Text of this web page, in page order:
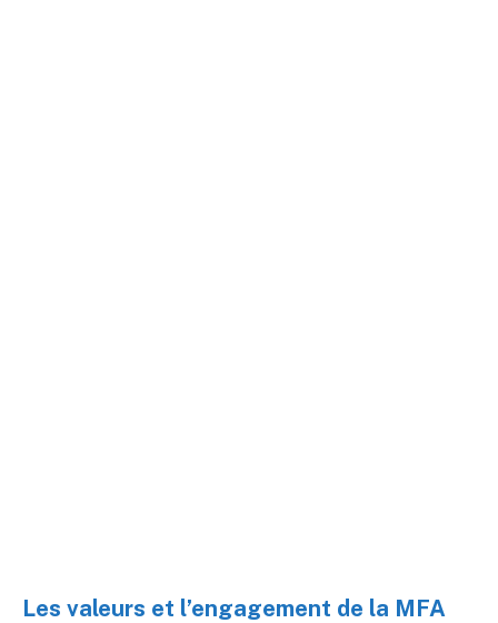
Les valeurs et l’engagement de la MFA